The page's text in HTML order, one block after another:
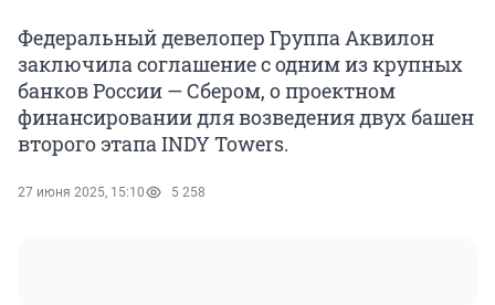
Федеральный девелопер Группа Аквилон
заключила соглашение с одним из крупных
банков России — Сбером, о проектном
финансировании для возведения двух башен
второго этапа INDY Towers.
27 июня 2025, 15:10 5 258